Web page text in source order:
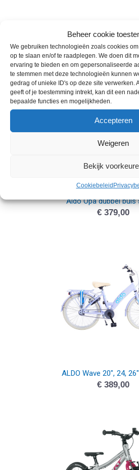
Beheer cookie
We gebruiken technologieën zoals cookies
op te slaan en/of te raadplegen. We doen dit
ervaring te bieden en om gepersonaliseerde
te stemmen met deze technologieën kunnen
gedrag of unieke ID's op deze site verwerken.
geeft of je toestemming intrekt, kan dit een
bepaalde functies en mogelijkheden.
Accepteren
Weigeren
Bekijk
Cookiebeleid
€369,00
Aldo Opa dubbel
€379,00
ALDO Wave 20″, 24,
€389,00